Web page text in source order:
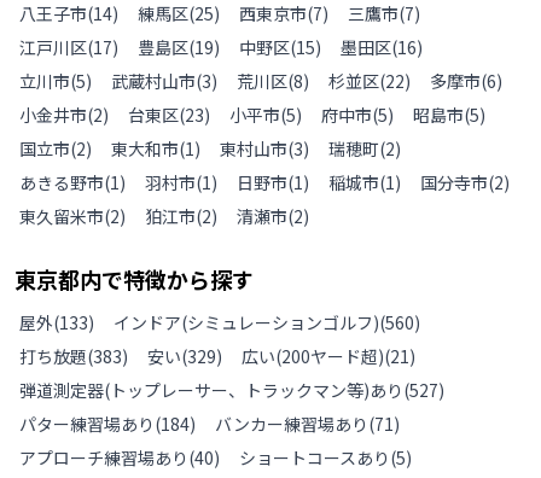
八王子市(14) 練馬区(25) 西東京市(7) 三鷹市(7)
江戸川区(17) 豊島区(19) 中野区(15) 墨田区(16)
立川市(5) 武蔵村山市(3) 荒川区(8) 杉並区(22) 多摩市(6)
小金井市(2) 台東区(23) 小平市(5) 府中市(5) 昭島市(5)
国立市(2) 東大和市(1) 東村山市(3) 瑞穂町(2)
あきる野市(1) 羽村市(1) 日野市(1) 稲城市(1) 国分寺市(2)
東久留米市(2) 狛江市(2) 清瀬市(2)
東京都内で特徴から探す
屋外(133) インドア(シミュレーションゴルフ)(560)
打ち放題(383) 安い(329) 広い(200ヤード超)(21)
弾道測定器(トップレーサー、トラックマン等)あり (527)
パター練習場あり (184) バンカー練習場あり (71)
アプローチ練習場あり (40) ショートコースあり (5)